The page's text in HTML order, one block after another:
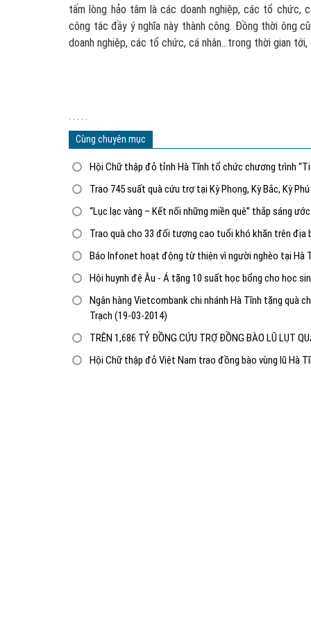
tấm lòng hảo tâm là các doanh nghiệp, các tổ chức,
công tác đầy ý nghĩa này thành công. Đồng thời ông
doanh nghiệp, các tổ chức, cá nhân…trong thời gian
Cùng chuyên mục
Hội Chữ thập đỏ tỉnh Hà Tĩnh tổ chức chương trình
Trao 745 suất quà cứu trợ tại Kỳ Phong, Kỳ Bắc, Kỳ
“Lục lạc vàng – Kết nối những miền quê” thắp sáng
Trao quà cho 33 đối tượng cao tuổi khó khăn trên địa
Báo Infonet hoạt động từ thiện vì người nghèo tại Hà
Hội huynh đệ Âu - Á tặng 10 suất học bổng cho học
Ngân hàng Vietcombank chi nhánh Hà Tĩnh tặng quà
Trạch (19-03-2014)
TRÊN 1,686 TỶ ĐỒNG CỨU TRỢ ĐỒNG BÀO LŨ LỤT
Hội Chữ thập đỏ Việt Nam trao đồng bào vùng lũ Hà